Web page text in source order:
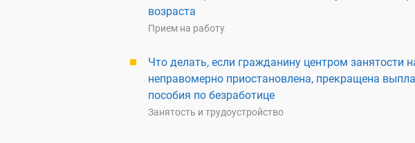
возраста
Прием на работу
Что делать, если гражданину центром занятости
неправомерно приостановлена, прекращена
пособия по безработице
Занятость и трудоустройство